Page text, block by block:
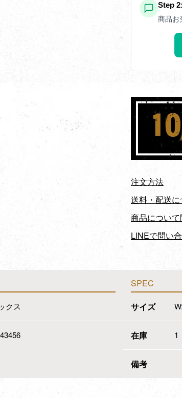
Step
商品お
注文方法
送料・配送に
商品につい
LINEで問い
クス
SPEC
サイズ
在庫 1
備考